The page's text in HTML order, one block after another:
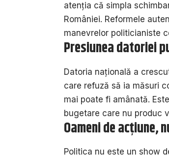
atenția că simpla
României. Reformele
manevrelor politicianiste
Presiunea datoriei
Datoria națională a
care refuză să ia măsuri
mai poate fi amânată.
bugetare care nu produc
Oameni de acțiune,
Politica nu este un show